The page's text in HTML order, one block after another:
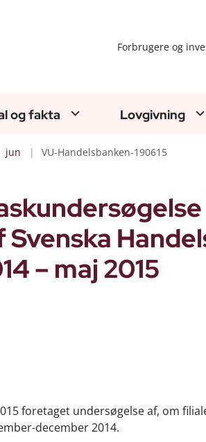
Forbrugere og
og fakta Lovgivning
jun VU-Handelsbanken-190615
– maj 2015
foretaget undersøgelse af, om
december 2014.